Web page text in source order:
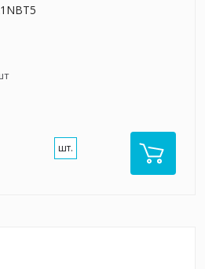
шт.